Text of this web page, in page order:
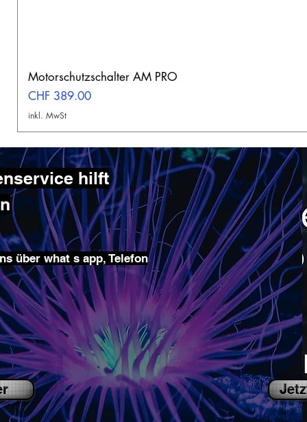
Motorschutzschalter AM PRO
Preis
CHF 389.00
inkl. MwSt
hilft
über what s app, Telefon